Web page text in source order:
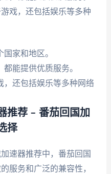
戏，还包括娱乐等多种
家和地区。
能提供优质服务。
，还包括娱乐等多种网络
推荐 – 番茄回国加
择
速器推荐中，番茄回国
服务和广泛的兼容性，